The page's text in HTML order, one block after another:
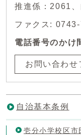
推進係：2061、
ファクス:
電話番号のかけ
お問い合わせ
自治基本条例
壱分小学校区市